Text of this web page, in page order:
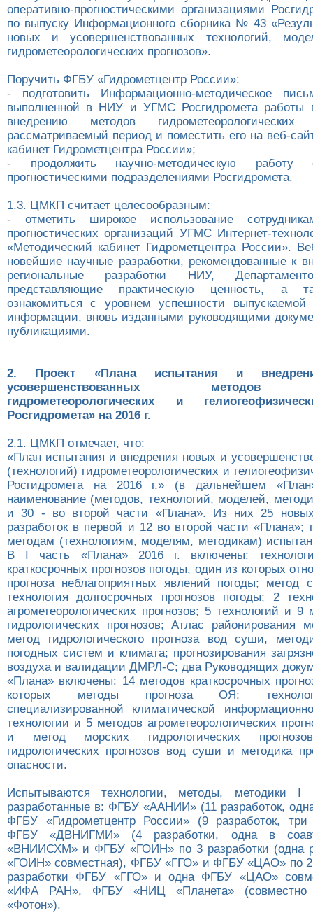
оперативно-прогностическими организациями
по выпуску Информационного сборника № 43
новых и усовершенствованных технологий,
гидрометеорологических прогнозов».
Поручить ФГБУ «Гидрометцентр России»:
- подготовить Информационно-методическое
выполненной в НИУ и УГМС Росгидромета работы
внедрению методов
рассматриваемый период и поместить его на веб-
кабинет Гидрометцентра России»;
- продолжить научно-методическую работу
прогностическими подразделениями Росгидромета.
1.3. ЦМКП считает целесообразным:
- отметить широкое использование
прогностических организаций УГМС Интернет-
«Методический кабинет Гидрометцентра России».
новейшие научные разработки, рекомендованные к
региональные разработки НИУ,
представляющие практическую ценность, а
ознакомиться с уровнем успешности выпускаемой
информации, вновь изданными руководящими
публикациями.
2. Проект «Плана испытания и
усовершенствованных методов
гидрометеорологических и
Росгидромета» на 2016 г.
2.1. ЦМКП отмечает, что:
«План испытания и внедрения новых и
(технологий) гидрометеорологических и
Росгидромета на 2016 г.» (в дальнейшем
наименование (методов, технологий, моделей,
и 30 - во второй части «Плана». Из них 25 новых
разработок в первой и 12 во второй части «Плана»;
методам (технологиям, моделям, методикам)
В I часть «Плана» 2016 г. включены:
краткосрочных прогнозов погоды, один из которых
прогноза неблагоприятных явлений погоды; метод
технология долгосрочных прогнозов погоды; 2
агрометеорологических прогнозов; 5 технологий и 9
гидрологических прогнозов; Атлас районирования
метод гидрологического прогноза вод суши,
погодных систем и климата; прогнозирования
воздуха и валидации ДМРЛ-С; два Руководящих
«Плана» включены: 14 методов краткосрочных
которых методы прогноза ОЯ;
специализированной климатической
технологии и 5 методов агрометеорологических
и метод морских гидрологических
гидрологических прогнозов вод суши и методика
опасности.
Испытываются технологии, методы, методики I
разработанные в: ФГБУ «ААНИИ» (11 разработок,
ФГБУ «Гидрометцентр России» (9 разработок, три
ФГБУ «ДВНИГМИ» (4 разработки, одна в
«ВНИИСХМ» и ФГБУ «ГОИН» по 3 разработки (одна
«ГОИН» совместная), ФГБУ «ГГО» и ФГБУ «ЦАО» по 2
разработки ФГБУ «ГГО» и одна ФГБУ «ЦАО»
«ИФА РАН», ФГБУ «НИЦ «Планета»
«Фотон»).